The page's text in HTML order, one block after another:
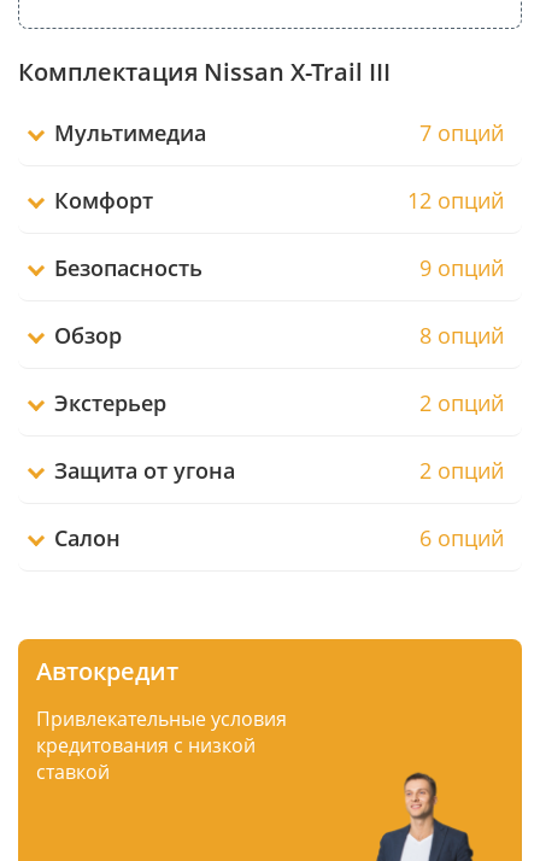
Комплектация Nissan X-Trail III
Мультимедиа 7 опций
Комфорт 12 опций
Безопасность 9 опций
Обзор 8 опций
Экстерьер 2 опций
Защита от угона 2 опций
Салон 6 опций
Автокредит
Привлекательные условия
кредитования с низкой
ставкой